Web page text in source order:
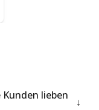
Kunden lieben